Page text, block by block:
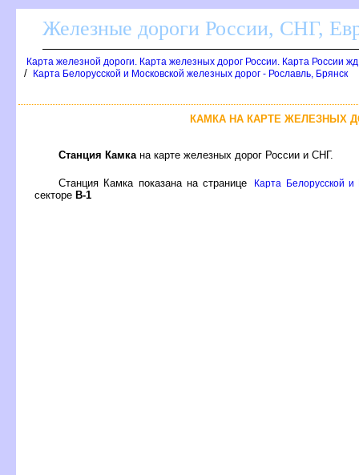
Железные дороги России, СНГ,
Карта железной дороги. Карта железных дорог России. Карта России
/ Карта Белорусской и Московской железных дорог - Рославль, Брянск
КАМКА НА КАРТЕ ЖЕЛЕЗНЫХ
Станция Камка на карте железных дорог России и СНГ.
Станция Камка показана на странице Карта Белорусской
секторе -1